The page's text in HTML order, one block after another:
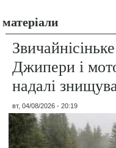
матеріали
Джипери і
надалі
вт, 04/08/2026 - 20:19